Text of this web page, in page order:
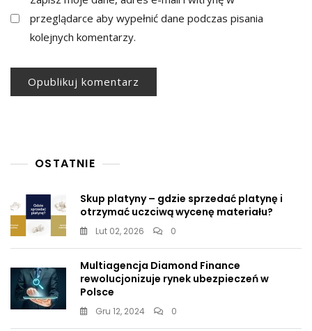
przeglądarce aby wypełnić dane podczas pisania
kolejnych komentarzy.
OSTATNIE
Skup platyny – gdzie sprzedać platynę i
otrzymać uczciwą wycenę materiału?
Lut 02, 2026 0
Multiagencja Diamond Finance
rewolucjonizuje rynek ubezpieczeń w
Polsce
Gru 12, 2024 0